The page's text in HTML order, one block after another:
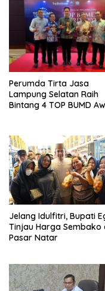
Perumda Tirta Jasa
Lampung Selatan Raih
Bintang 4 TOP BUMD
Jelang Idulfitri, Bupati
Tinjau Harga Sembako
Pasar Natar